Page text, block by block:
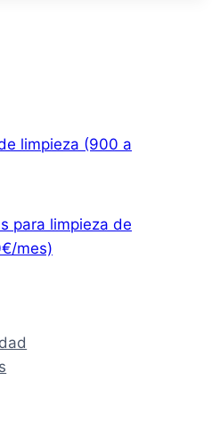
limpieza (900 a
para limpieza de
mes)